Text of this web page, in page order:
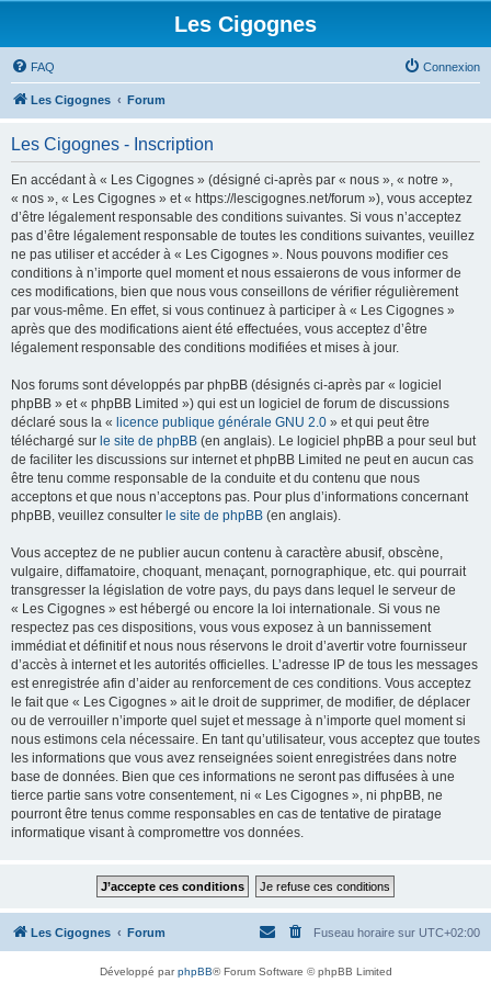
Les Cigognes
FAQ Connexion
Les Cigognes Forum
Les Cigognes - Inscription
En accédant à « Les Cigognes » (désigné ci-après par « nous », « notre »,
« nos », « Les Cigognes » et « https://lescigognes.net/forum »), vous acceptez
d’être légalement responsable des conditions suivantes. Si vous n’acceptez
pas d’être légalement responsable de toutes les conditions suivantes, veuillez
ne pas utiliser et accéder à « Les Cigognes ». Nous pouvons modifier ces
conditions à n’importe quel moment et nous essaierons de vous informer de
ces modifications, bien que nous vous conseillons de vérifier régulièrement
par vous-même. En effet, si vous continuez à participer à « Les Cigognes »
après que des modifications aient été effectuées, vous acceptez d’être
légalement responsable des conditions modifiées et mises à jour.
Nos forums sont développés par phpBB (désignés ci-après par « logiciel
phpBB » et « phpBB Limited ») qui est un logiciel de forum de discussions
déclaré sous la « licence publique générale GNU 2.0 » et qui peut être
téléchargé sur le site de phpBB (en anglais). Le logiciel phpBB a pour seul but
de faciliter les discussions sur internet et phpBB Limited ne peut en aucun cas
être tenu comme responsable de la conduite et du contenu que nous
acceptons et que nous n’acceptons pas. Pour plus d’informations concernant
phpBB, veuillez consulter le site de phpBB (en anglais).
Vous acceptez de ne publier aucun contenu à caractère abusif, obscène,
vulgaire, diffamatoire, choquant, menaçant, pornographique, etc. qui pourrait
transgresser la législation de votre pays, du pays dans lequel le serveur de
« Les Cigognes » est hébergé ou encore la loi internationale. Si vous ne
respectez pas ces dispositions, vous vous exposez à un bannissement
immédiat et définitif et nous nous réservons le droit d’avertir votre fournisseur
d’accès à internet et les autorités officielles. L’adresse IP de tous les messages
est enregistrée afin d’aider au renforcement de ces conditions. Vous acceptez
le fait que « Les Cigognes » ait le droit de supprimer, de modifier, de déplacer
ou de verrouiller n’importe quel sujet et message à n’importe quel moment si
nous estimons cela nécessaire. En tant qu’utilisateur, vous acceptez que toutes
les informations que vous avez renseignées soient enregistrées dans notre
base de données. Bien que ces informations ne seront pas diffusées à une
tierce partie sans votre consentement, ni « Les Cigognes », ni phpBB, ne
pourront être tenus comme responsables en cas de tentative de piratage
informatique visant à compromettre vos données.
Les Cigognes Forum Fuseau horaire sur UTC+02:00
Développé parphpBB® Forum Software © phpBB Limited